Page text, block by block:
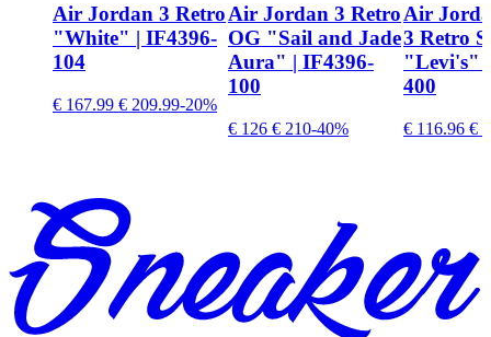
Air Jordan 3 Retro
"White" | IF4396-
104
€ 167.99 € 209.99-20%
Air Jordan 3 Retro
OG "Sail and Jade
Aura" | IF4396-
100
€ 126 € 210-40%
Air
3 Retro
"Levi's"
400
€ 116.96 €